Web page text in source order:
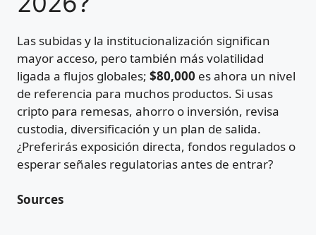
Las subidas y la institucionalización significan
mayor acceso, pero también más volatilidad
ligada a flujos globales; $80,000 es ahora un nivel
de referencia para muchos productos. Si usas
cripto para remesas, ahorro o inversión, revisa
custodia, diversificación y un plan de salida.
¿Preferirás exposición directa, fondos regulados o
esperar señales regulatorias antes de entrar?
Sources